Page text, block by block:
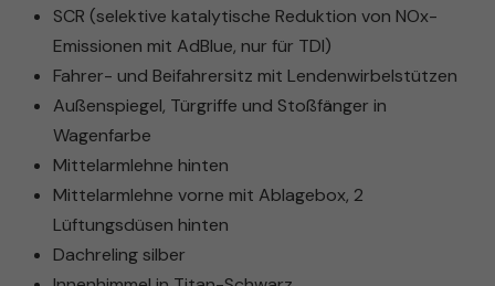
SCR (selektive katalytische Reduktion von NOx-
Emissionen mit AdBlue, nur für TDI)
Fahrer- und Beifahrersitz mit Lendenwirbelstützen
Außenspiegel, Türgriffe und Stoßfänger in
Wagenfarbe
Mittelarmlehne hinten
Mittelarmlehne vorne mit Ablagebox, 2
Lüftungsdüsen hinten
Dachreling silber